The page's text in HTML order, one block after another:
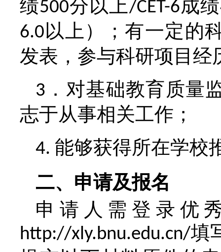
绩500分以上/CET-6成绩
6.0以上）；有一定的
发表，参与科研项目经
3 ．对基础教育质量
志于从事相关工作；
4. 能够获得所在学校
二、申请及报名
申请人需登录优
http://xly.bnu.edu.cn/填